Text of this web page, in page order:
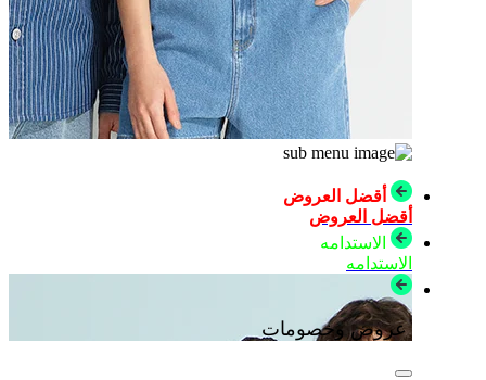
أقضل العروض
أقضل العروض
الاستدامه
الاستدامه
عروض وخصومات